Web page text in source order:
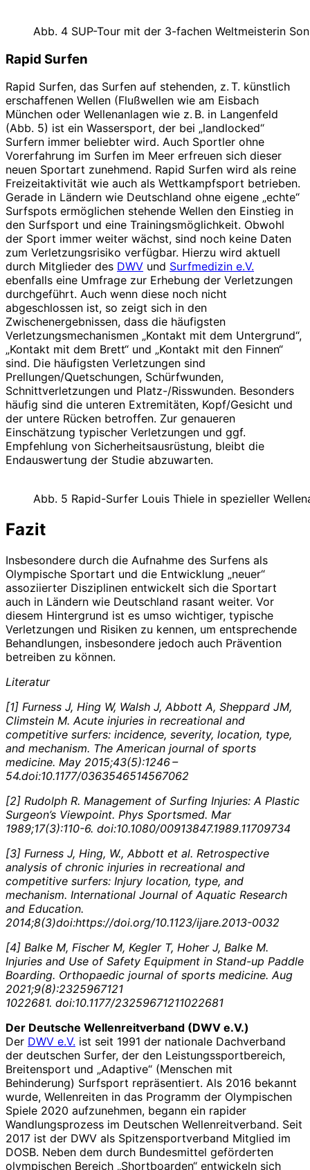
Abb. 4 SUP-Tour mit der 3-fachen Weltmeisterin
Rapid Surfen
Rapid Surfen, das Surfen auf stehenden, z. T. künstlich
erschaffenen Wellen (Flußwellen wie am Eisbach
München oder Wellenanlagen wie z. B. in Langenfeld
(Abb. 5) ist ein Wassersport, der bei „landlocked“
Surfern immer beliebter wird. Auch Sportler ohne
Vorerfahrung im Surfen im Meer erfreuen sich dieser
neuen Sportart zunehmend. Rapid Surfen wird als reine
Freizeitaktivität wie auch als Wettkampfsport betrieben.
Gerade in Ländern wie Deutschland ohne eigene „echte“
Surfspots ermöglichen stehende Wellen den Einstieg in
den Surfsport und eine Trainingsmöglichkeit. Obwohl
der Sport immer weiter wächst, sind noch keine Daten
zum Verletzungsrisiko verfügbar. Hierzu wird aktuell
durch Mitglieder des DWV und Surfmedizin e.V.
ebenfalls eine Umfrage zur Erhebung der Verletzungen
durch­geführt. Auch wenn diese noch nicht
abgeschlossen ist, so zeigt sich in den
Zwischenergebnissen, dass die häufigsten
Verletzungsmechanismen „Kontakt mit dem Untergrund“,
„Kontakt mit dem Brett“ und „Kontakt mit den Finnen“
sind. Die häufigsten Verletzungen sind
Prellungen/Quetschungen, Schürfwunden,
Schnittverletzungen und Platz-/Risswunden. Besonders
häufig sind die unteren Extremitäten, Kopf/Gesicht und
der untere Rücken betroffen. Zur genaueren
Einschätzung typischer Verletzungen und ggf.
Empfehlung von Sicherheitsausrüstung, bleibt die
Endauswertung der Studie abzuwarten.
Abb. 5 Rapid-Surfer Louis Thiele in spezieller
Fazit
Insbesondere durch die Aufnahme des Surfens als
Olympische Sportart und die Entwicklung „neuer“
assoziierter Disziplinen entwickelt sich die Sportart
auch in Ländern wie Deutschland rasant weiter. Vor
diesem Hintergrund ist es umso wichtiger, typische
Verletzungen und Risiken zu kennen, um entsprechende
Behandlungen, insbesondere jedoch auch Prävention
betreiben zu können.
Literatur
[1] Furness J, Hing W, Walsh J, Abbott A, Sheppard JM,
Climstein M. Acute injuries in recreational and
competitive surfers: incidence, severity, location, type,
and mechanism. The American journal of sports
medicine. May 2015;43(5):1246 –
54.doi:10.1177/0363546514567062
[2] Rudolph R. Management of Surfing Injuries: A Plastic
Surgeon’s Viewpoint. Phys Sportsmed. Mar
1989;17(3):110-6. doi:10.1080/00913847.1989.11709734
[3] Furness J, Hing, W., Abbott et al. Retrospective
analysis of chronic injuries in recreational and
competitive surfers: Injury location, type, and
mechanism. International Journal of Aquatic Research
and Education.
2014;8(3)doi:https://doi.org/10.1123/ijare.2013-0032
[4] Balke M, Fischer M, Kegler T, Hoher J, Balke M.
Injuries and Use of Safety Equipment in Stand-up Paddle
Boarding. Orthopaedic journal of sports medicine. Aug
2021;9(8):2325967121
1022681. doi:10.1177/23259671211022681
Der Deutsche Wellenreitverband (DWV e.V.)
Der DWV e.V. ist seit 1991 der nationale Dachverband
der deutschen Surfer, der den Leistungssportbereich,
Breitensport und „Adaptive“ (Menschen mit
Behinderung) Surfsport repräsentiert. Als 2016 bekannt
wurde, Wellenreiten in das Programm der Olympischen
Spiele 2020 aufzunehmen, begann ein rapider
Wandlungsprozess im Deutschen Wellenreitverband. Seit
2017 ist der DWV als Spitzensportverband Mitglied im
DOSB. Neben dem durch Bundesmittel geförderten
olympischen Bereich „Shortboarden“ entwickeln sich